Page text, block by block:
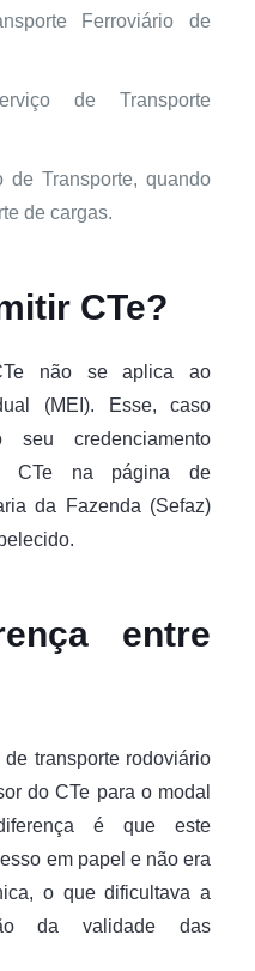
Ferroviário de
de Transporte
Transporte, quando
de cargas.
CTe?
não se aplica ao
(MEI). Esse, caso
credenciamento
CTe na página de
da Fazenda (Sefaz)
entre
transporte rodoviário
do CTe para o modal
é que este
em papel e não era
o que dificultava a
da validade das